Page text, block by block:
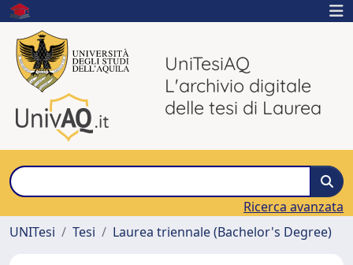
UniTesiAQ
L'archivio digitale
delle tesi di Laurea
Ricerca avanzata
UNITesi
Tesi Laurea triennale (Bachelor's Degree)